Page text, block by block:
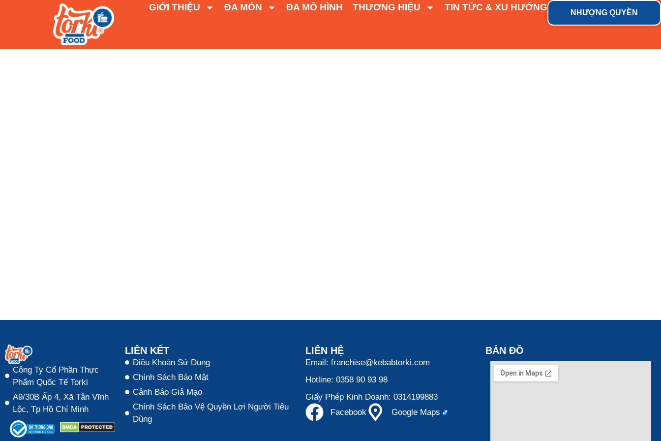
GIỚI THIỆU ĐA MÓN ĐA MÔ HÌNH THƯƠNG HIỆU TIN TỨC & XU HƯỚNG
NHƯỢNG QUYỀN
Công Ty Cổ Phần Thực
Phẩm Quốc Tế Torki
A9/30B Ấp 4, Xã Tân Vĩnh
Lộc, Tp Hồ Chí Minh
LIÊN KẾT
Điều Khoản Sử Dụng
Chính Sách Bảo Mật
Cảnh Báo Giả Mạo
Chính Sách Bảo Vệ Quyền Lợi Người Tiêu
Dùng
LIÊN HỆ
Email: franchise@kebabtorki.com
Hotline: 0358 90 93 98
Giấy Phép Kinh Doanh: 0314199883
Facebook
Google Maps
BẢN ĐỒ